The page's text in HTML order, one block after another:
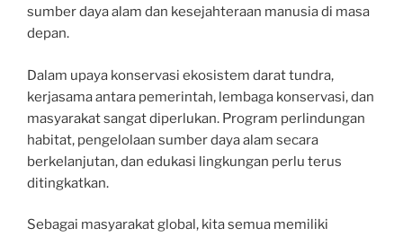
sumber daya alam dan kesejahteraan manusia di masa
depan.
Dalam upaya konservasi ekosistem darat tundra,
kerjasama antara pemerintah, lembaga konservasi, dan
masyarakat sangat diperlukan. Program perlindungan
habitat, pengelolaan sumber daya alam secara
berkelanjutan, dan edukasi lingkungan perlu terus
ditingkatkan.
Sebagai masyarakat global, kita semua memiliki